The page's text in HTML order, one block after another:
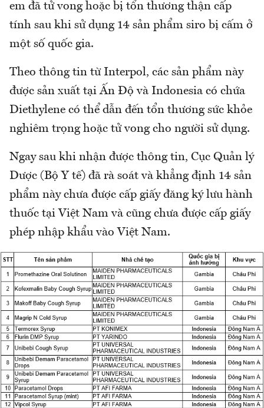
em đã tử vong hoặc bị tổn thương thận cấp
tính sau khi sử dụng 14 sản phẩm siro bị cấm ở
một số quốc gia.
Theo thông tin từ Interpol, các sản phẩm này
được sản xuất tại Ấn Độ và Indonesia có chứa
Diethylene có thể dẫn đến tổn thương sức khỏe
nghiêm trọng hoặc tử vong cho người sử dụng.
Ngay sau khi nhận được thông tin, Cục Quản lý
Dược (Bộ Y tế) đã rà soát và khẳng định 14 sản
phẩm này chưa được cấp giấy đăng ký lưu hành
thuốc tại Việt Nam và cũng chưa được cấp giấy
phép nhập khẩu vào Việt Nam.